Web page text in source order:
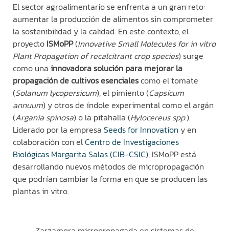
El sector agroalimentario se enfrenta a un gran reto:
aumentar la producción de alimentos sin comprometer
la sostenibilidad y la calidad. En este contexto, el
proyecto ISMoPP(Innovative SmallMolecules forin vitro
Plant Propagation of recalcitrant crop species) surge
como una innovadora solución para mejorar la
propagación de cultivos esencialescomo el tomate
(Solanum lycopersicum), el pimiento (Capsicum
annuum) yotros de índole experimental comoel argán
(Argania spinosa)o la pitahalla (Hylocereus spp.).
Liderado por la empresa Seedsfor Innovation y en
colaboración con elCentro de Investigaciones
Biológicas Margarita Salas (CIB-CSIC), ISMoPPestá
desarrollando nuevos métodos de micropropagación
que podrían cambiar la forma en que se producen las
plantasin vitro.